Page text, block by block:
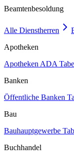
Beamtenbesoldung
Alle Dienstherren
Apotheken
Apotheken ADA
Banken
Öffentliche Banken
Bau
Bauhauptgewerbe
Buchhandel